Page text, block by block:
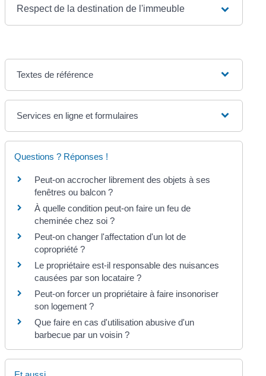
Respect de la destination de l'immeuble
Textes de référence
Services en ligne et formulaires
Questions ? Réponses !
Peut-on accrocher librement des objets à ses
fenêtres ou balcon ?
À quelle condition peut-on faire un feu de
cheminée chez soi ?
Peut-on changer l'affectation d'un lot de
copropriété ?
Le propriétaire est-il responsable des nuisances
causées par son locataire ?
Peut-on forcer un propriétaire à faire insonoriser
son logement ?
Que faire en cas d'utilisation abusive d'un
barbecue par un voisin ?